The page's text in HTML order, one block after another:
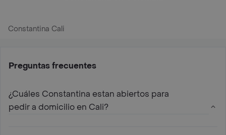
Constantina Cali
Preguntas frecuentes
¿Cuáles Constantina estan abiertos para
pedir a domicilio en Cali?